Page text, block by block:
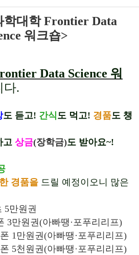
학대학 Frontier Data
워크숍>
Data Science 워
다.
도 듣고! 간식도 먹고! 경품도 챙
고 상금(장학금)도 받아요~!
경품을 드릴 예정이오니 많은
5만원권
3만원권(아빠땡·포푸리리프)
1만원권(아빠땡·포푸리리프)
5천원권(아빠땡·포푸리리프)